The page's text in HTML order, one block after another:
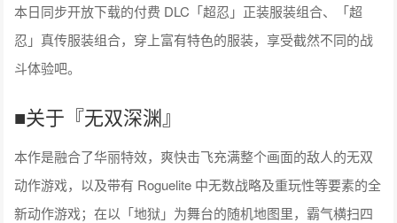
本日同步开放下载的付费 DLC「超忍」正装服装组合、「超
忍」真传服装组合，穿上富有特色的服装，享受截然不同的战
斗体验吧。
■关于『无双深渊』
本作是融合了华丽特效，爽快击飞充满整个画面的敌人的无双
动作游戏，以及带有 Roguelite 中无数战略及重玩性等要素的全
新动作游戏；在以「地狱」为舞台的随机地图里，霸气横扫四